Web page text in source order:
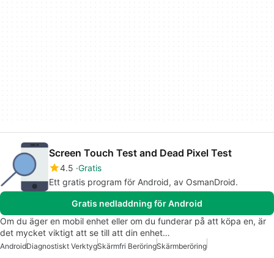
Screen Touch Test and Dead Pixel Test
4.5 Gratis
Ett gratis program för Android, av OsmanDroid.
Gratis nedladdning för Android
Om du äger en mobil enhet eller om du funderar på att köpa en, är
det mycket viktigt att se till att din enhet…
AndroidDiagnostiskt VerktygSkärmfri BeröringSkärmberöring